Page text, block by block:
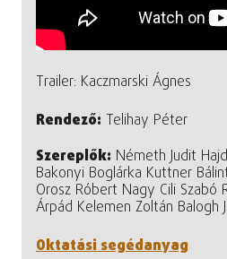
Trailer: Kaczmarski Ágnes
Rendező: Telihay Péter
Szereplők: Németh Judit
Bakonyi Boglárka Kuttner
Orosz Róbert Nagy Cili Szabó
Árpád Kelemen Zoltán Balogh
Oktatási segédanyag